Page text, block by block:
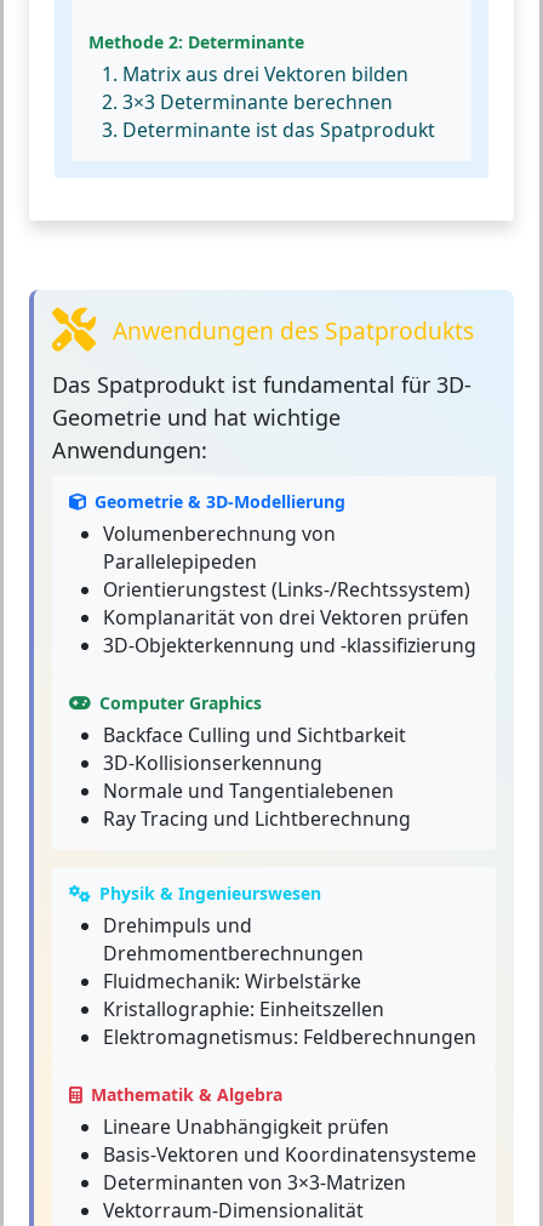
Methode 2: Determinante
Matrix aus drei Vektoren bilden
3×3 Determinante berechnen
Determinante ist das Spatprodukt
Anwendungen des Spatprodukts
Das Spatprodukt ist fundamental für 3D-
Geometrie und hat wichtige
Anwendungen:
Geometrie & 3D-Modellierung
Volumenberechnung von
Parallelepipeden
Orientierungstest (Links-/Rechtssystem)
Komplanarität von drei Vektoren prüfen
3D-Objekterkennung und -klassifizierung
Computer Graphics
Backface Culling und Sichtbarkeit
3D-Kollisionserkennung
Normale und Tangentialebenen
Ray Tracing und Lichtberechnung
Physik & Ingenieurswesen
Drehimpuls und
Drehmomentberechnungen
Fluidmechanik: Wirbelstärke
Kristallographie: Einheitszellen
Elektromagnetismus: Feldberechnungen
Mathematik & Algebra
Lineare Unabhängigkeit prüfen
Basis-Vektoren und Koordinatensysteme
Determinanten von 3×3-Matrizen
Vektorraum-Dimensionalität